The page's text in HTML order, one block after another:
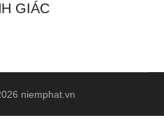
GIÁC
niemphat.vn